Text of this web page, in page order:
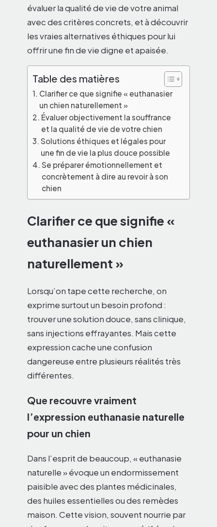
évaluer la qualité de vie de votre animal
avec des critères concrets, et à découvrir
les vraies alternatives éthiques pour lui
offrir une fin de vie digne et apaisée.
Table des matières
Clarifier ce que signifie « euthanasier
un chien naturellement »
Évaluer objectivement la souffrance
et la qualité de vie de votre chien
Solutions éthiques et légales pour
une fin de vie la plus douce possible
Se préparer émotionnellement et
concrètement à dire au revoir à son
chien
Clarifier ce que signifie «
euthanasier un chien
naturellement »
Lorsqu’on tape cette recherche, on
exprime surtout un besoin profond :
trouver une solution douce, sans clinique,
sans injections effrayantes. Mais cette
expression cache une confusion
dangereuse entre plusieurs réalités très
différentes.
Que recouvre vraiment
l’expression euthanasie naturelle
pour un chien
Dans l’esprit de beaucoup, « euthanasie
naturelle » évoque un endormissement
paisible avec des plantes médicinales,
des huiles essentielles ou des remèdes
maison. Cette vision, souvent nourrie par